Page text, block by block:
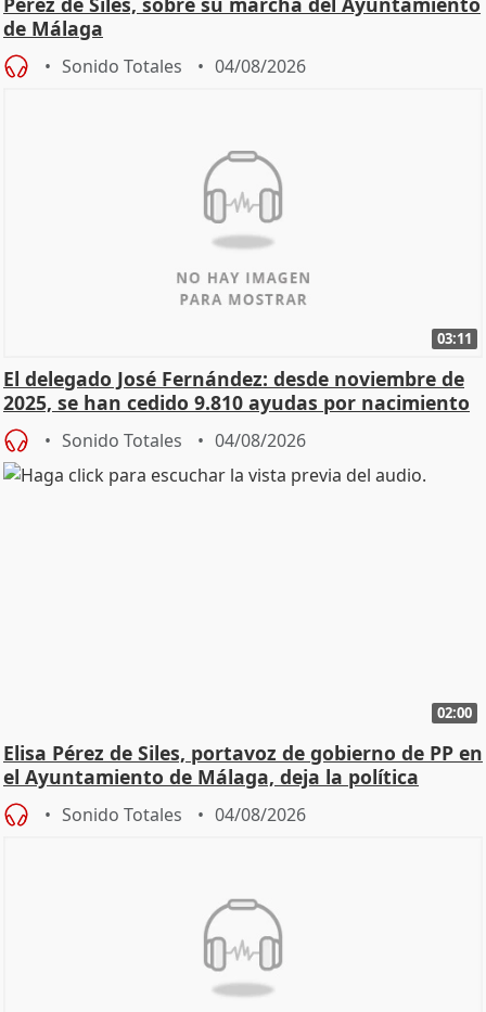
de Málaga
Sonido Totales 04/08/2026
03:11
El delegado José Fernández: desde noviembre de
2025, se han cedido 9.810 ayudas por nacimiento
Sonido Totales 04/08/2026
02:00
Elisa Pérez de Siles, portavoz de gobierno de PP en
el Ayuntamiento de Málaga, deja la política
Sonido Totales 04/08/2026